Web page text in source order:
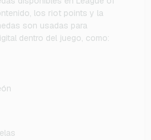
los riot points y la
son usadas para
dentro del juego, como: